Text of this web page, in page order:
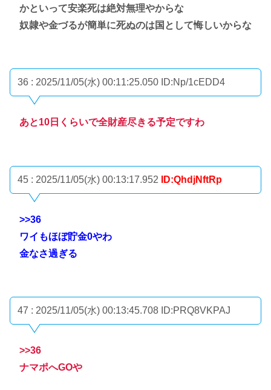
かといって安楽死は絶対無理やからな
奴隷や金づるが簡単に死ぬのは国として悔しいからな
36 : 2025/11/05(水) 00:11:25.050 ID:Np/1cEDD4
あと10日くらいで全財産尽きる予定ですわ
45 : 2025/11/05(水) 00:13:17.952 ID:QhdjNftRp
>>36
ワイもほぼ貯金0やわ
金なさ過ぎる
47 : 2025/11/05(水) 00:13:45.708 ID:PRQ8VKPAJ
>>36
ナマポへGOや